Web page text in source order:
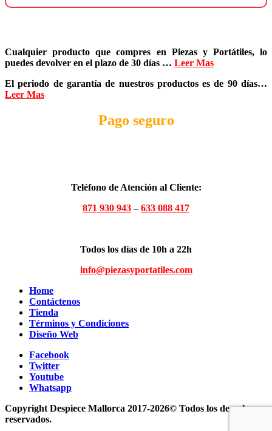
Cualquier producto que compres en Piezas y Portátiles, lo
puedes devolver en el plazo de 30 días … Leer Mas
El periodo de garantía de nuestros productos es de 90 días…
Leer Mas
Pago seguro
Teléfono de Atención al Cliente:
871 930 943–633 088 417
Todos los días de 10h a 22h
info@piezasyportatiles.com
Home
Contáctenos
Tienda
Términos y Condiciones
Diseño Web
Facebook
Twitter
Youtube
Whatsapp
Copyright Despiece Mallorca 2017-2026© Todos los derechos
reservados.